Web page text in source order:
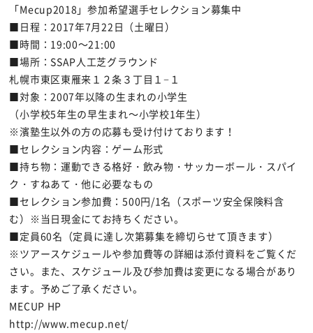
「Mecup2018」参加希望選手セレクション募集中
■日程：2017年7月22日（土曜日）
■時間：19:00～21:00
■場所：SSAP人工芝グラウンド
札幌市東区東雁来１２条３丁目１−１
■対象：2007年以降の生まれの小学生
（小学校5年生の早生まれ～小学校1年生）
※濱塾生以外の方の応募も受け付けております！
■セレクション内容：ゲーム形式
■持ち物：運動できる格好・飲み物・サッカーボール・スパイ
ク・すねあて・他に必要なもの
■セレクション参加費：500円/1名（スポーツ安全保険料含
む）※当日現金にてお持ちください。
■定員60名（定員に達し次第募集を締切らせて頂きます）
※ツアースケジュールや参加費等の詳細は添付資料をご覧くだ
さい。また、スケジュール及び参加費は変更になる場合があり
ます。予めご了承ください。
MECUP HP
http://www.mecup.net/